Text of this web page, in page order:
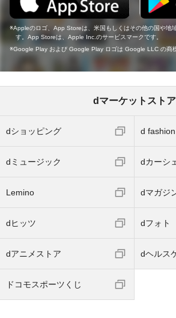
Appleのロゴ、App Storeは、米国もしくはその他の国や地
す。App Storeは、Apple Inc.のサービスマークです。
Google Play および Google Play ロゴは Google LLC の商
dマーケットストア
dショッピング d fashion
dミュージック dカーシ
Lemino dマガジ
dヒッツ dフォト
dアニメストア dヘルス
ドコモスポーツくじ